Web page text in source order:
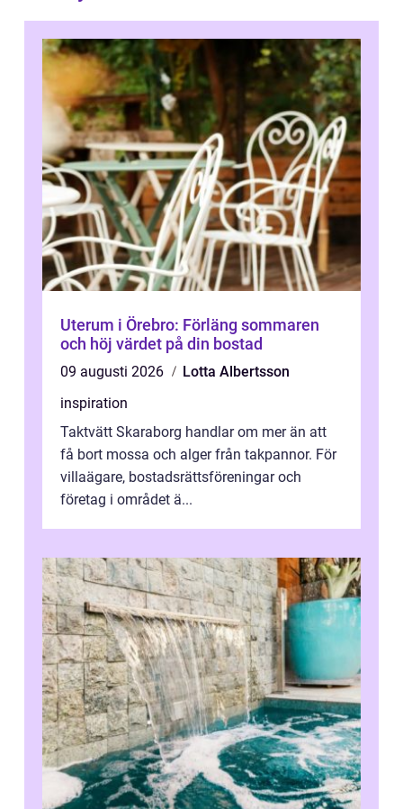
Uterum i Örebro: Förläng sommaren
och höj värdet på din bostad
09 augusti 2026
Lotta Albertsson
inspiration
Taktvätt Skaraborg handlar om mer än att
få bort mossa och alger från takpannor. För
villaägare, bostadsrättsföreningar och
företag i området ä...